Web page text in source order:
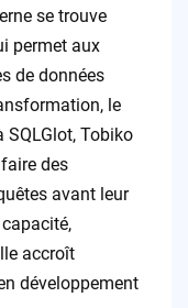
se trouve
permet aux
de données
le
Tobiko
des
avant leur
accroît
développement